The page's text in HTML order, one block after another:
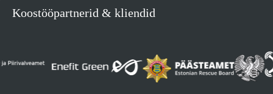
Koostööpartnerid & kliendid